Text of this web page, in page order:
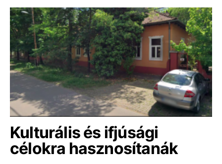
Kulturális és ifjúsági
célokra hasznosítanák